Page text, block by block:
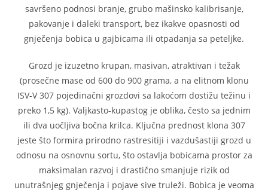
savršeno podnosi branje, grubo mašinsko kalibrisanje,
pakovanje i daleki transport, bez ikakve opasnosti od
gnječenja bobica u gajbicama ili otpadanja sa peteljke.
Grozd je izuzetno krupan, masivan, atraktivan i težak
(prosečne mase od 600 do 900 grama, a na elitnom klonu
ISV-V 307 pojedinačni grozdovi sa lakoćom dostižu težinu i
preko 1,5 kg). Valjkasto-kupastog je oblika, često sa jednim
ili dva uočljiva bočna krilca. Ključna prednost klona 307
jeste što formira prirodno rastresitiji i vazdušastiji grozd u
odnosu na osnovnu sortu, što ostavlja bobicama prostor za
maksimalan razvoj i drastično smanjuje rizik od
unutrašnjeg gnječenja i pojave sive truleži. Bobica je veoma